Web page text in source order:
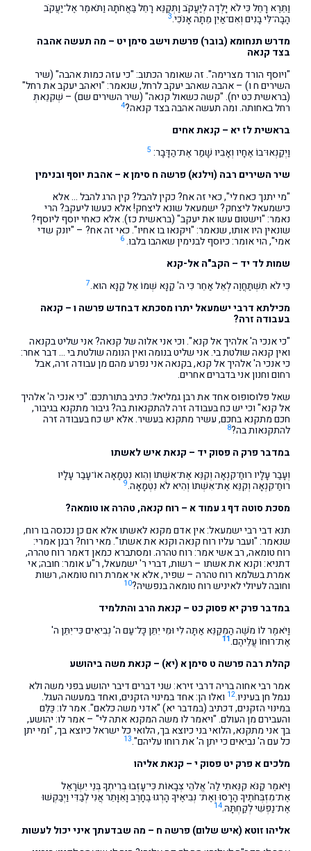
וַתֵּרֶא רָחֵל כִּי לֹא יָלְדָה לְיַעֲקֹב וַתְּקַנֵּא רָחֵל בַּאֲחֹתָהּ וַתֹּאמֶר אֶל־יַעֲקֹב
הָבָה־לִּי בָנִים וְאִם־אַיִן מֵתָה אָנֹכִי.3
מדרש תנחומא (בובר) פרשת וישב סימן יט – מה תעשה אהבה
בצד קנאה
"ויוסף הורד מצרימה". זה שאומר הכתוב: "כי עזה כמות אהבה" (שיר
השירים ח ו) – אהבה שאהב יעקב לרחל, שנאמר: "ויאהב יעקב את רחל"
(בראשית כט יח). "קשה כשאול קנאה" (שיר השירים שם) – שְׁקִנֵאתְּ
רחל באחותה. ומה תעשה אהבה בצד קנאה?4
בראשית לז יא – קנאת אחים
וַיְקַנְאוּ־בוֹ אֶחָיו וְאָבִיו שָׁמַר אֶת־הַדָּבָר: 5
שיר השירים רבה (וילנא) פרשה ח סימן א – אהבת יוסף ובנימין
"מי יתנך כאח לי", כאי זה אח? כקין להבל? קין הרג להבל … אלא
כישמעאל ליצחק? ישמעאל שונא ליצחק! אלא כעשו ליעקב? הרי
נאמר: "וישטום עשו את יעקב" (בראשית כז). אלא כאחי יוסף ליוסף?
שונאין היו אותו, שנאמר: "ויקנאו בו אחיו". כאי זה אח? – "יונק שדי
אמי", הוי אומר: כיוסף לבנימין שאהבו בלבו. 6
שמות לד יד – הקב"ה אל-קנא
כִּי לֹא תִשְׁתַּחֲוֶה לְאֵל אַחֵר כִּי ה' קַנָּא שְׁמוֹ אֵל קַנָּא הוּא.7
מכילתא דרבי ישמעאל יתרו מסכתא דבחדש פרשה ו – קנאה
בעבודה זרה?
"כי אנכי ה' אלהיך אל קנא". וכי אני אלוה של קנאה? אני שליט בקנאה
ואין קנאה שולטת בי. אני שליט בנומה ואין הנומה שולטת בי … דבר אחר:
כי אנכי ה' אלהיך אל קנא, בקנאה אני נפרע מהם מן עבודה זרה, אבל
רחום וחנון אני בדברים אחרים.
שאל פלוסופוס אחד את רבן גמליאל: כתיב בתורתכם: "כי אנכי ה' אלהיך
אל קנא" וכי יש כח בעבודה זרה להתקנאות בה? גיבור מתקנא בגיבור,
חכם מתקנא בחכם, עשיר מתקנא בעשיר. אלא יש כח בעבודה זרה
להתקנאות בה?8
במדבר פרק ה פסוק יד – קנאת איש לאשתו
וְעָבַר עָלָיו רוּחַ־קִנְאָה וְקִנֵּא אֶת־אִשְׁתּוֹ וְהִוא נִטְמָאָה אוֹ־עָבַר עָלָיו
רוּחַ־קִנְאָה וְקִנֵּא אֶת־אִשְׁתּוֹ וְהִיא לֹא נִטְמָאָה.9
מסכת סוטה דף ג עמוד א – רוח קנאה, טהרה או טומאה?
תנא דבי רבי ישמעאל: אין אדם מקנא לאשתו אלא אם כן נכנסה בו רוח,
שנאמר: "ועבר עליו רוח קנאה וקנא את אשתו". מאי רוח? רבנן אמרי:
רוח טומאה, רב אשי אמר: רוח טהרה. ומסתברא כמאן דאמר רוח טהרה,
דתניא: וקנא את אשתו – רשות, דברי ר' ישמעאל, ר"ע אומר: חובה; אי
אמרת בשלמא רוח טהרה – שפיר, אלא אי אמרת רוח טומאה, רשות
וחובה לעיולי לאיניש רוח טומאה בנפשיה?10
במדבר פרק יא פסוק כט – קנאת הרב והתלמיד
וַיֹּאמֶר לוֹ מֹשֶׁה הַמְקַנֵּא אַתָּה לִי וּמִי יִתֵּן כָּל־עַם ה' נְבִיאִים כִּי־יִתֵּן ה'
אֶת־רוּחוֹ עֲלֵיהֶם.11
קהלת רבה פרשה ט סימן א (יא) – קנאת משה ביהושע
אמר רבי אחוה בריה דרבי זירא: שני דברים דיבר יהושע בפני משה ולא
נגמל חן בעיניו.12 ואלו הן: אחד במינוי הזקנים, ואחד במעשה העגל.
במינוי הזקנים, דכתיב (במדבר יא) "אדני משה כלאם". אמר לו: כַּלֵּם
והעבירם מן העולם. "ויאמר לו משה המקנא אתה לי" – אמר לו: יהושע,
בך אני מתקנא, הלואי בני כיוצא בך, הלואי כל ישראל כיוצא בך, "ומי יתן
כל עם ה' נביאים כי יתן ה' את רוחו עליהם".13
מלכים א פרק יט פסוק י – קנאת אליהו
וַיֹּאמֶר קַנֹּא קִנֵּאתִי לַה' אֱלֹהֵי צְבָאוֹת כִּי־עָזְבוּ בְרִיתְךָ בְּנֵי יִשְׂרָאֵל
אֶת־מִזְבְּחֹתֶיךָ הָרָסוּ וְאֶת־ נְבִיאֶיךָ הָרְגוּ בֶחָרֶב וָאִוָּתֵר אֲנִי לְבַדִּי וַיְבַקְשׁוּ
אֶת־נַפְשִׁי לְקַחְתָּהּ.14
אליהו זוטא (איש שלום) פרשה ח – מה שבדעתך איני יכול לעשות